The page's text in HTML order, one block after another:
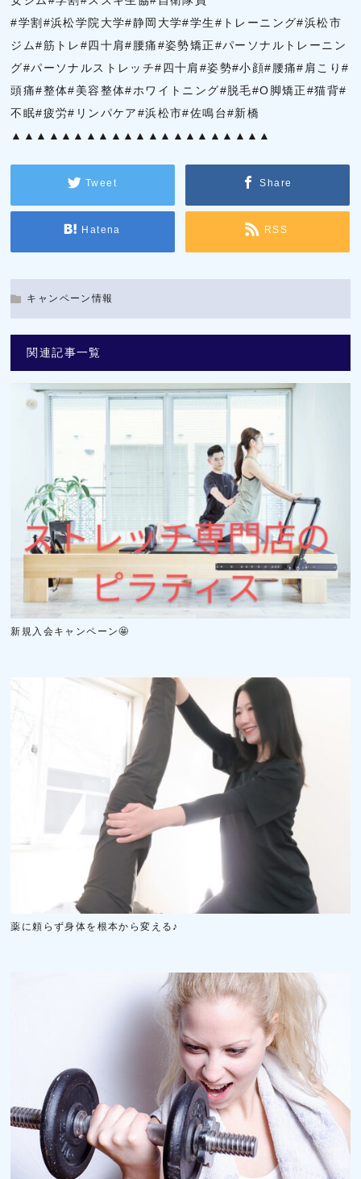
#学割#浜松学院大学#静岡大学#学生#トレーニング#浜松市
ジム#筋トレ#四十肩#腰痛#姿勢矯正#パーソナルトレーニン
グ#パーソナルストレッチ#四十肩#姿勢#小顔#腰痛#肩こり#
頭痛#整体#美容整体#ホワイトニング#脱毛#O脚矯正#猫背#
不眠#疲労#リンパケア#浜松市#佐鳴台#新橋
▲▲▲▲▲▲▲▲▲▲▲▲▲▲▲▲▲▲▲▲▲
Tweet Share
Hatena RSS
キャンペーン情報
関連記事一覧
新規入会キャンペーン🤩
薬に頼らず身体を根本から変える♪